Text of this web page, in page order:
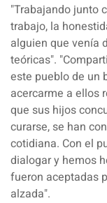
"Trabajando junto
trabajo, la
alguien que venía
teóricas".
este pueblo de un
acercarme a ellos
que sus hijos
curarse, se han
cotidiana. Con el
dialogar y hemos
fueron aceptadas
alzada".